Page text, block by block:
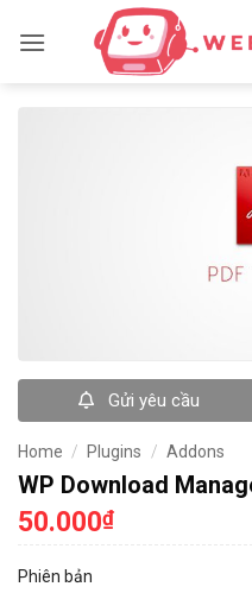
qua
Gửi yêu cầu
Home / Plugins / Addons
WP Download
50.000₫
Phiên bản